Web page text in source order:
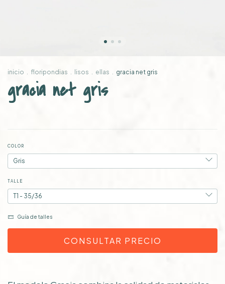
inicio floripondias lisos ellas gracia net gris
gracia net gris
COLOR
TALLE
Guía de talles